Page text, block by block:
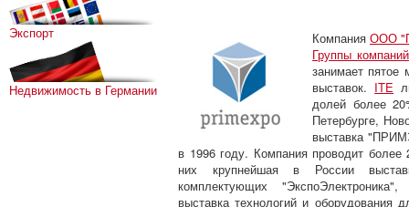
Экспорт
Недвижимость в Германии
Компания ООО
Группы
занимает пятое
выставок. ITE
долей более
Петербурге,
выставка
в 1996 году. Компания проводит
них крупнейшая в России
комплектующих
выставка технологий и оборудования